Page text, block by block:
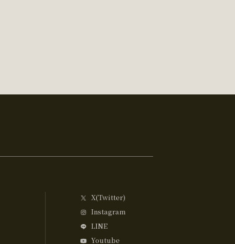
X(Twitter)
Instagram
LINE
Youtube